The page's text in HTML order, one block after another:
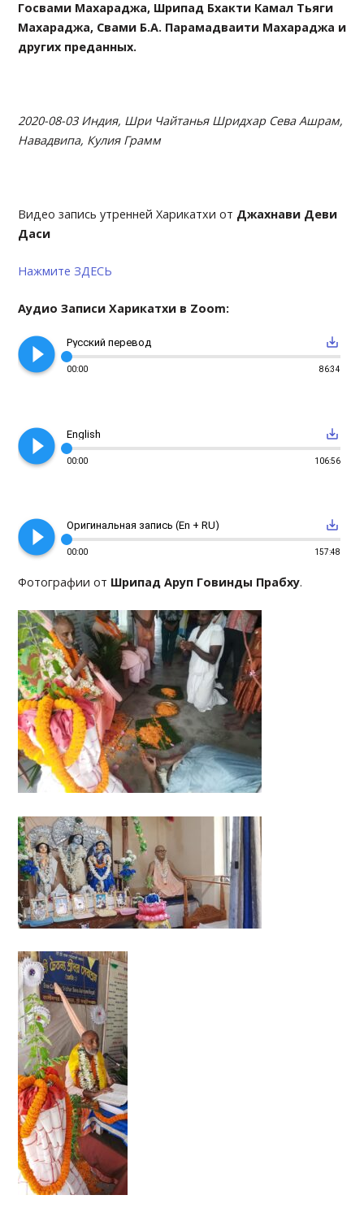
Госвами Махараджа, Шрипад Бхакти Камал Тьяги
Махараджа, Свами Б.А. Парамадваити Махараджа и
других преданных.
2020-08-03 Индия, Шри Чайтанья Шридхар Сева Ашрам,
Навадвипа, Кулия Грамм
Видео запись утренней Харикатхи от Джахнави Деви
Даси
Нажмите ЗДЕСЬ
Аудио Записи Харикатхи в Zoom:
play_circle_filled Русский перевод save_alt
00:00 86:34
play_circle_filled English save_alt
00:00 106:56
play_circle_filled Оригинальная запись (En + RU) save_alt
00:00 157:48
Фотографии от Шрипад Аруп Говинды Прабху.